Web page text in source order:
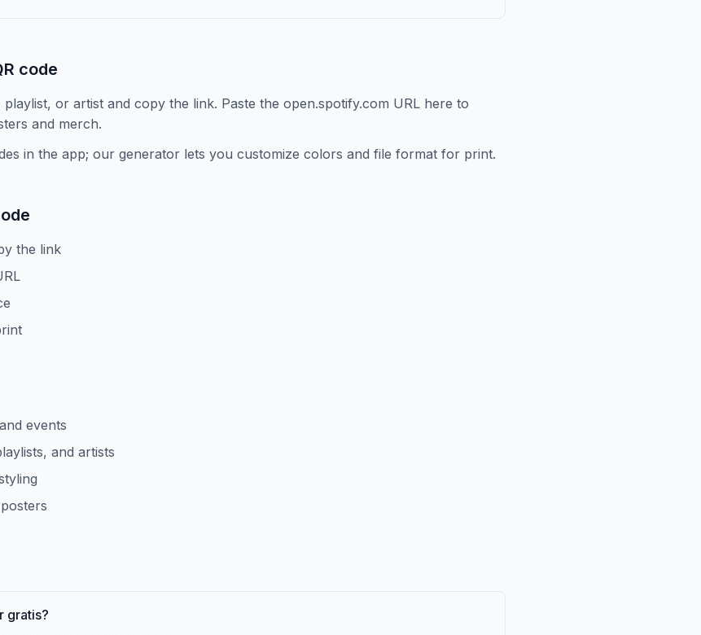
code
or artist and copy the link. Paste the open.spotify.com URL here to
and merch.
in the app; our generator lets you customize colors and file format for print.
the link
events
and artists
gratis?